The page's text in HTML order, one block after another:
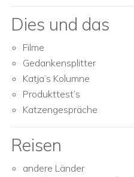
Dies und das
Filme
Gedankensplitter
Katja’s Kolumne
Produkttest’s
Katzengespräche
Reisen
andere Länder